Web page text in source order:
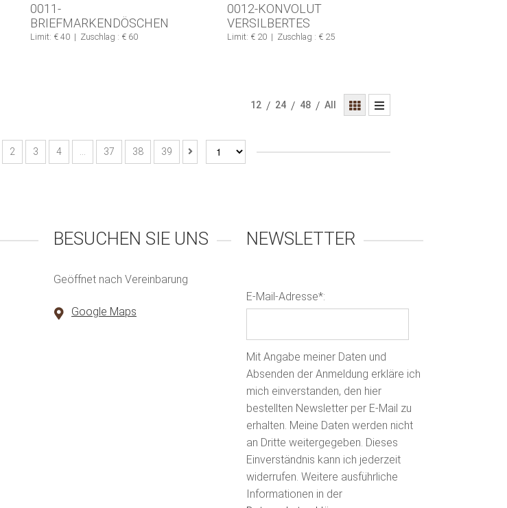
0011-
BRIEFMARKENDÖSCHEN
Limit: € 40 | Zuschlag : € 60
0012-KONVOLUT
VERSILBERTES
Limit: € 20 | Zuschlag : € 25
12 / 24 / 48 / All
2 3 4 37 38 39
BESUCHEN SIE UNS
Geöffnet nach Vereinbarung
Google Maps
NEWSLETTER
E-Mail-Adresse*:
Mit Angabe meiner Daten und
Absenden der Anmeldung erkläre ich
mich einverstanden, den hier
bestellten Newsletter per E-Mail zu
erhalten. Meine Daten werden nicht
an Dritte weitergegeben. Dieses
Einverständnis kann ich jederzeit
widerrufen. Weitere ausführliche
Informationen in der